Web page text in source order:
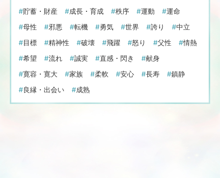
貯蓄・財産
成長・育成 秩序 運動
運命
母性
邪悪 転機 勇気 世界 誇り
中立
目標
精神性 破壊 飛躍 怒り 父性
情熱
希望
流れ 誠実 直感・閃き
献身
寛容・寛大
家族 柔軟 安心 長寿
鎮静
良縁・出会い
成熟